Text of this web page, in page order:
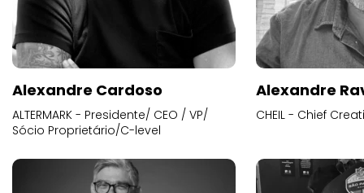
Alexandre Cardoso
ALTERMARK - Presidente/ CEO / VP/
Sócio Proprietário/C-level
Alexandre
CHEIL - Chief